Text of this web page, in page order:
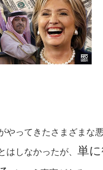
ってきたさまざまな
しなかったが、 単